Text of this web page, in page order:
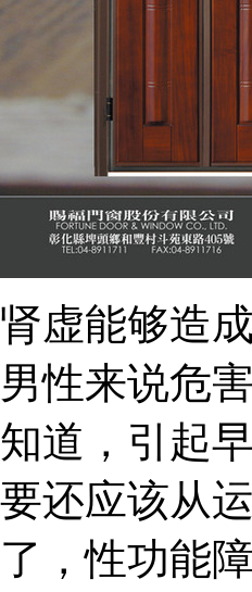
肾虚能够造
男性来说危
知道，引起
要还应该从
了，性功能